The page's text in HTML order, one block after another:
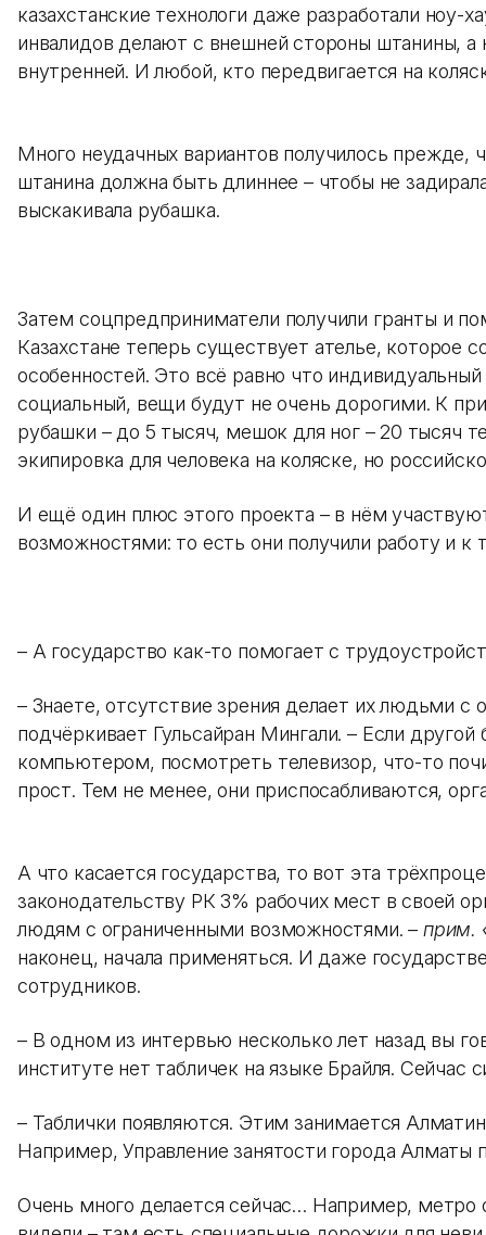
казахстанские технологи даже разработали
инвалидов делают с внешней стороны штанины,
внутренней. И любой, кто передвигается на
Много неудачных вариантов получилось прежде,
штанина должна быть длиннее – чтобы не
выскакивала рубашка.
Затем соцпредприниматели получили гранты и
Казахстане теперь существует ателье, которое
особенностей. Это всё равно что
социальный, вещи будут не очень дорогими. К
рубашки – до 5 тысяч, мешок для ног – 20 тысяч
экипировка для человека на коляске, но
И ещё один плюс этого проекта – в нём
возможностями: то есть они получили работу и
– А государство как-то помогает с
– Знаете, отсутствие зрения делает их людьми с
подчёркивает Гульсайран Мингали. – Если
компьютером, посмотреть телевизор, что-то
прост. Тем не менее, они приспосабливаются,
А что касается государства, то вот эта
законодательству РК 3% рабочих мест в своей
людям с ограниченными возможностями. – прим.
наконец, начала применяться. И даже
сотрудников.
– В одном из интервью несколько лет назад вы
институте нет табличек на языке Брайля. Сейчас
– Таблички появляются. Этим занимается
Например, Управление занятости города Алматы
Очень много делается сейчас… Например, метро